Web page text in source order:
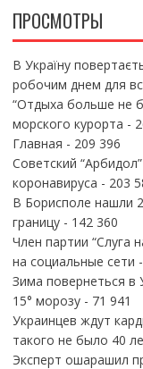
ПРОСМОТРЫ
В Україну
робочим днем для
“Отдыха больше не
морского курорта -
Главная - 209 396
Советский
коронавируса - 203
В Борисполе нашли
границу- 142 360
Член партии “Слуга
на социальные сети
Зима повернеться в
15° морозу- 71 941
Украинцев ждут
такого не было 40
Эксперт ошарашил